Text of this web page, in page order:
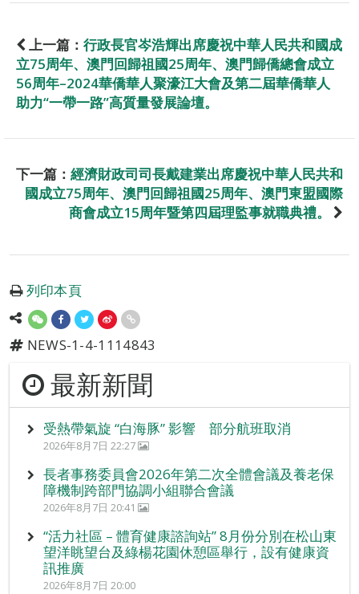
上一篇： 行政長官岑浩輝出席慶祝中華人民共和國成
立75周年、澳門回歸祖國25周年、澳門歸僑總會成立
56周年–2024華僑華人聚濠江大會及第二屆華僑華人
助力“一帶一路”高質量發展論壇。
下一篇： 經濟財政司司長戴建業出席慶祝中華人民共和
國成立75周年、澳門回歸祖國25周年、澳門東盟國際
商會成立15周年暨第四屆理監事就職典禮。
列印本頁
NEWS-1-4-1114843
最新新聞
受熱帶氣旋 “白海豚” 影響 部分航班取消
2026年8月7日 22:27
長者事務委員會2026年第二次全體會議及養老保
障機制跨部門協調小組聯合會議
2026年8月7日 20:41
“活力社區 – 體育健康諮詢站” 8月份分別在松山東
望洋眺望台及綠楊花園休憩區舉行，設有健康資
訊推廣
2026年8月7日 20:00